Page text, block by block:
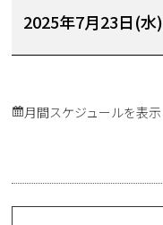
2025年7月23日(水)
月間スケジュールを表示